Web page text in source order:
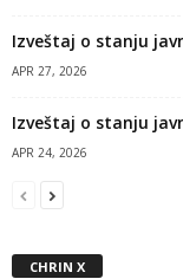
Izveštaj o stanju
APR 27, 2026
Izveštaj o stanju
APR 24, 2026
CHRIN X